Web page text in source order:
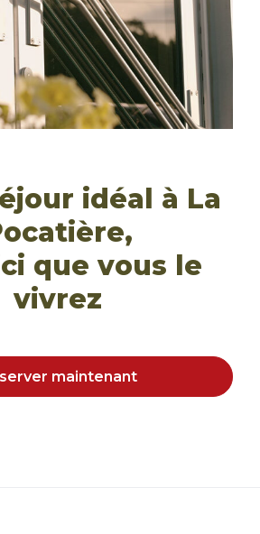
idéal à La
que vous le
vivrez
maintenant